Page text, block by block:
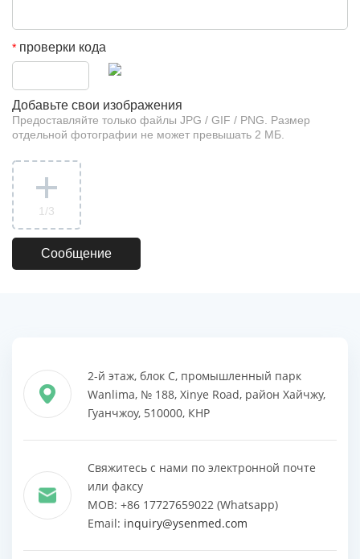
* проверки кода
Добавьте свои изображения
Предоставляйте только файлы JPG / GIF / PNG. Размер
отдельной фотографии не может превышать 2 МБ.
1 /3
2-й этаж, блок C, промышленный парк
Wanlima, № 188, Xinye Road, район Хайчжу,
Гуанчжоу, 510000, КНР
Свяжитесь с нами по электронной почте
или факсу
MOB: +86 17727659022 (Whatsapp)
Email: inquiry@ysenmed.com